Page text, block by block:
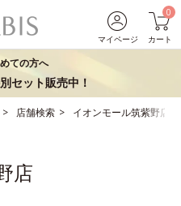
マイページ
0
カート
ての方へ
セット販売中！
店舗検索 イオンモール筑紫野店
店